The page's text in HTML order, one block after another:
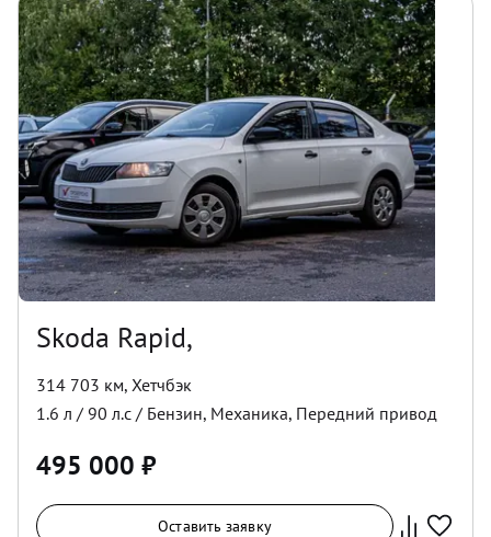
Skoda Rapid,
314 703 км, Хетчбэк
1.6 л / 90 л.с / Бензин, Механика, Передний привод
495 000 ₽
Оставить заявку